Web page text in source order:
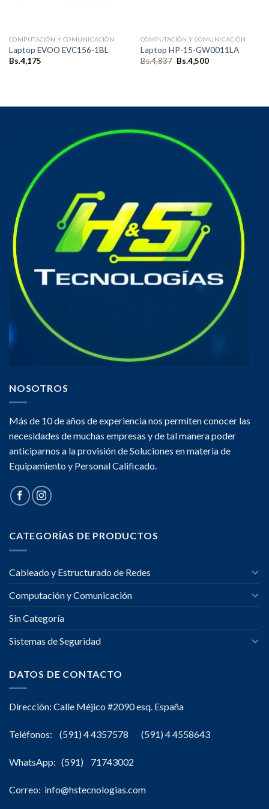
COMPUTACIÓN Y COMUNICACIÓN
Laptop EVOO EVC156-1BL
Bs.4,175
COMPUTACIÓN Y COMUNICACIÓN
Laptop HP-15-GW0011LA
Bs.4,837 El
precio
Bs.4,500El
NOSOTROS
Más de 10 de años de experiencia nos permiten conocer las
necesidades de muchas empresas y de tal manera poder
anticiparnos a la provisión de Soluciones en materia de
Equipamiento y Personal Calificado.
CATEGORÍAS DE PRODUCTOS
Cableado y Estructurado de Redes
Computación y Comunicación
Sin Categoría
Sistemas de Seguridad
DATOS DE CONTACTO
Dirección: Calle Méjico #2090 esq. España
Teléfonos: (591) 4 4357578 (591) 4 4558643
WhatsApp: (591) 71743002
Correo: info@hstecnologias.com